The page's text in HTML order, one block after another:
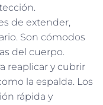
de extender,
Son cómodos
del cuerpo.
reaplicar y cubrir
la espalda. Los
rápida y